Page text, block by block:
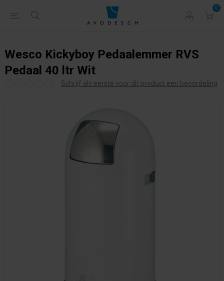
0
Wesco Kickyboy Pedaalemmer RVS
Pedaal 40 ltr Wit
Schrijf als eerste voor dit product een beoordeling